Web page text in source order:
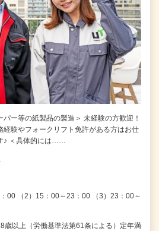
パー等の紙製品の製造＞ 未経験の方歓迎！
経験やフォークリフト免許がある方はお仕
♪ ＜具体的には……
：00 （2）15：00～23：00 （3）23：00～
歳以上（労働基準法第61条による）定年満